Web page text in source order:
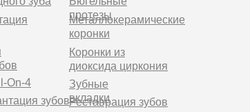
зубов
On-4
протезы
Металлокерамические
коронки
Коронки из
диоксида циркония
Зубные
вкладки
Реставрация зубов